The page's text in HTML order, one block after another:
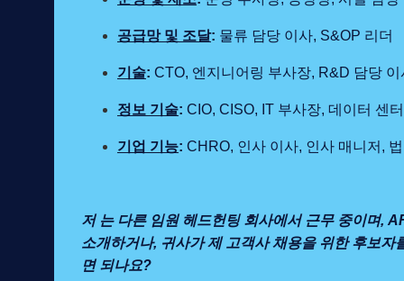
공급망 및 조달: 물류 담당 이사, S&OP 리더
기술: CTO, 엔지니어링 부사장, R&D 담당
정보 기술: CIO, CISO, IT 부사장, 데이터 센
기업 기능: CHRO, 인사 이사, 인사 매니저,
저 는 다른 임원 헤드헌팅 회사에서 근무 중이며,
소개하거나, 귀사가 제 고객사 채용을 위한 후보
면 되나요?